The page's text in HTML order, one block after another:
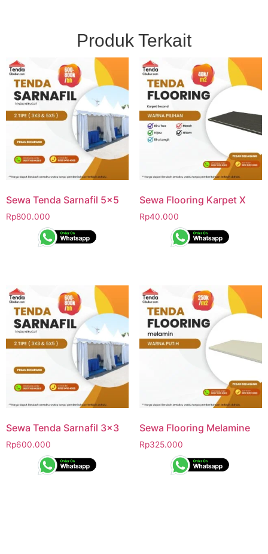
Produk Terkait
Sewa Tenda Sarnafil 5×5
Rp800.000
Sewa Flooring Karpet X
Rp40.000
Sewa Tenda Sarnafil 3×3
Rp600.000
Sewa Flooring Melamine
Rp325.000